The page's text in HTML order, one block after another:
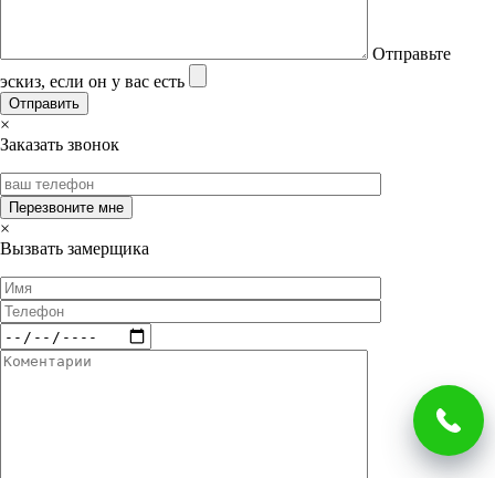
Отправьте
эскиз, если он у вас есть
×
Заказать звонок
×
Вызвать замерщика